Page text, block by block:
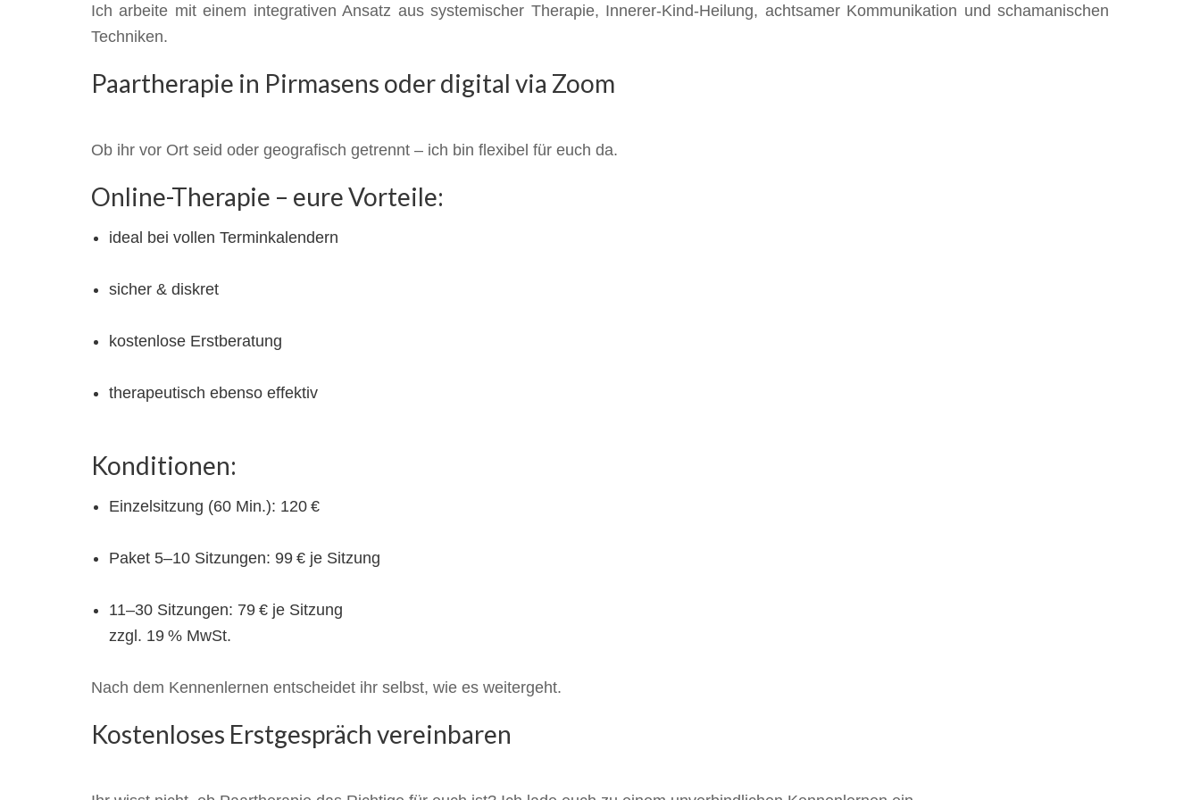
Ich arbeite mit einem integrativen Ansatz aus systemischer Therapie, Innerer-Kind-Heilung, achtsamer Kommunikation und schamanischen
Techniken.
Paartherapie in Pirmasens oder digital via Zoom
Ob ihr vor Ort seid oder geografisch getrennt – ich bin flexibel für euch da.
Online-Therapie – eure Vorteile:
ideal bei vollen Terminkalendern
sicher & diskret
kostenlose Erstberatung
therapeutisch ebenso effektiv
Konditionen:
Einzelsitzung (60 Min.): 120 €
Paket 5–10 Sitzungen: 99 € je Sitzung
11–30 Sitzungen: 79 € je Sitzung
zzgl. 19 % MwSt.
Nach dem Kennenlernen entscheidet ihr selbst, wie es weitergeht.
Kostenloses Erstgespräch vereinbaren